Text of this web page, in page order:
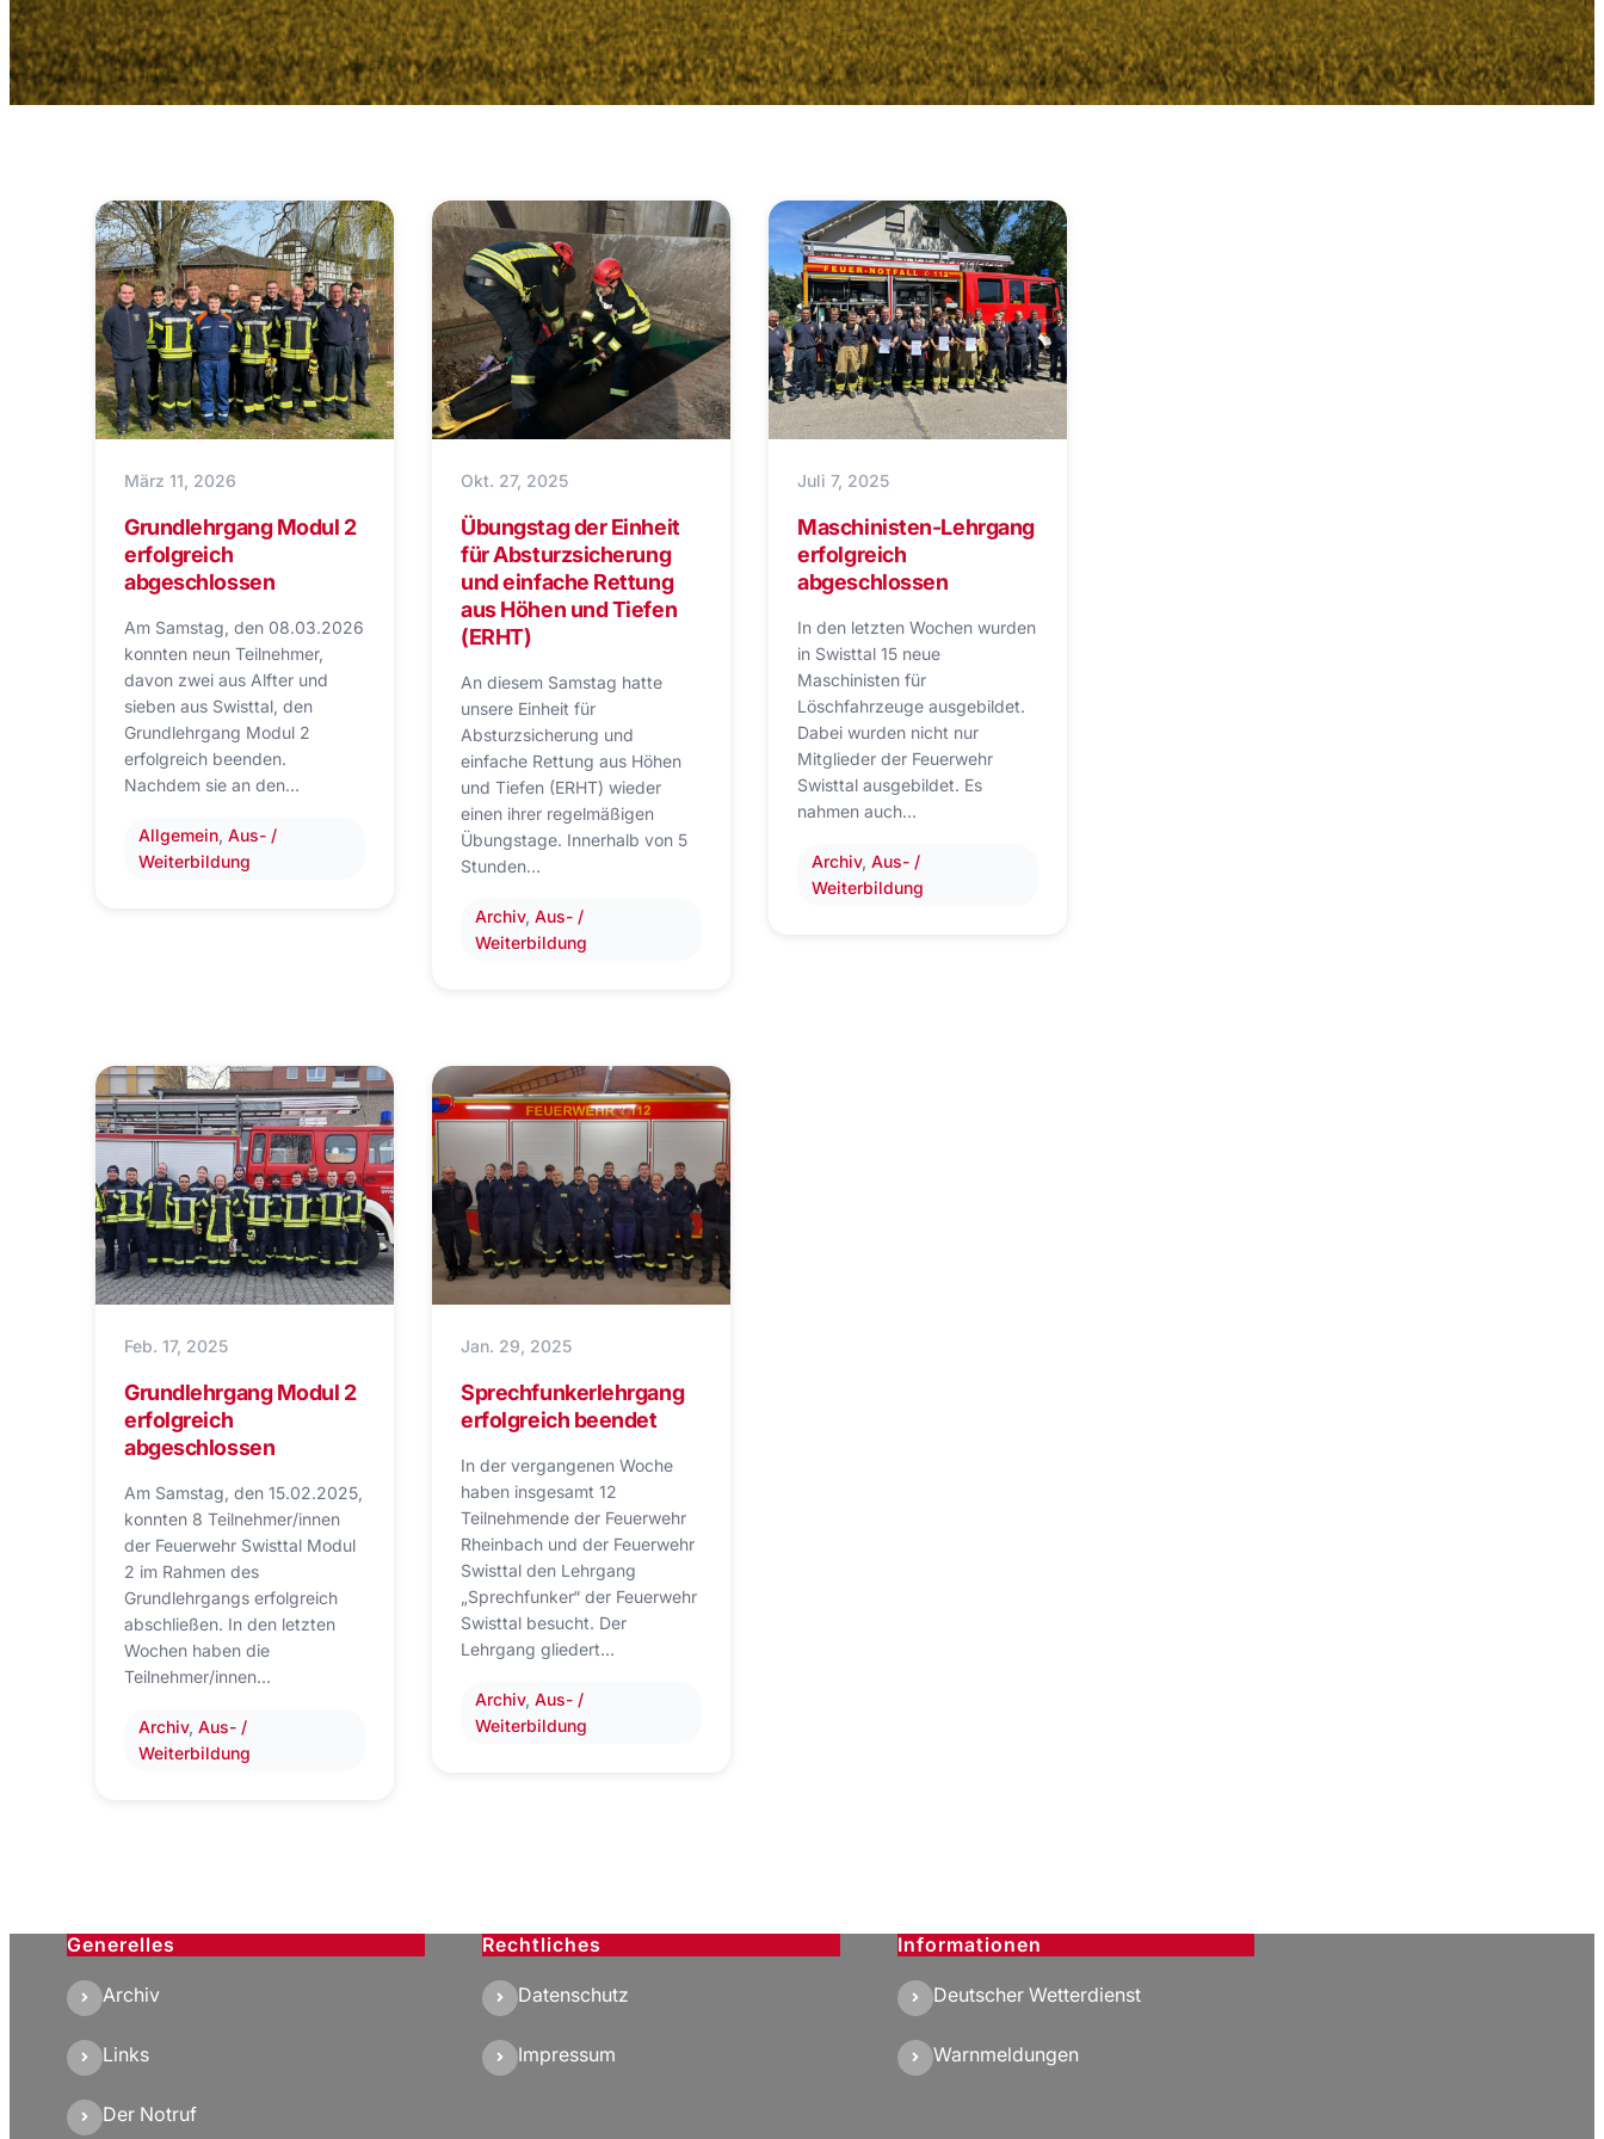
März 11, 2026
Grundlehrgang Modul 2
erfolgreich
abgeschlossen
Am Samstag, den 08.03.2026
konnten neun Teilnehmer,
davon zwei aus Alfter und
sieben aus Swisttal, den
Grundlehrgang Modul 2
erfolgreich beenden.
Nachdem sie an den…
Allgemein, Aus- /
Weiterbildung
Okt. 27, 2025
Übungstag der Einheit
für Absturzsicherung
und einfache Rettung
aus Höhen und Tiefen
(ERHT)
An diesem Samstag hatte
unsere Einheit für
Absturzsicherung und
einfache Rettung aus Höhen
und Tiefen (ERHT) wieder
einen ihrer regelmäßigen
Übungstage. Innerhalb von 5
Stunden…
Archiv, Aus- /
Weiterbildung
Juli 7, 2025
Maschinisten-Lehrgang
erfolgreich
abgeschlossen
In den letzten Wochen wurden
in Swisttal 15 neue
Maschinisten für
Löschfahrzeuge ausgebildet.
Dabei wurden nicht nur
Mitglieder der Feuerwehr
Swisttal ausgebildet. Es
nahmen auch…
Archiv, Aus- /
Weiterbildung
Feb. 17, 2025
Grundlehrgang Modul 2
erfolgreich
abgeschlossen
Am Samstag, den 15.02.2025,
konnten 8 Teilnehmer/innen
der Feuerwehr Swisttal Modul
2 im Rahmen des
Grundlehrgangs erfolgreich
abschließen. In den letzten
Wochen haben die
Teilnehmer/innen…
Archiv, Aus- /
Weiterbildung
Jan. 29, 2025
Sprechfunkerlehrgang
erfolgreich beendet
In der vergangenen Woche
haben insgesamt 12
Teilnehmende der Feuerwehr
Rheinbach und der Feuerwehr
Swisttal den Lehrgang
„Sprechfunker“ der Feuerwehr
Swisttal besucht. Der
Lehrgang gliedert…
Archiv, Aus- /
Weiterbildung
Generelles
Archiv
Links
Der Notruf
Rechtliches
Datenschutz
Impressum
Informationen
Deutscher Wetterdienst
Warnmeldungen